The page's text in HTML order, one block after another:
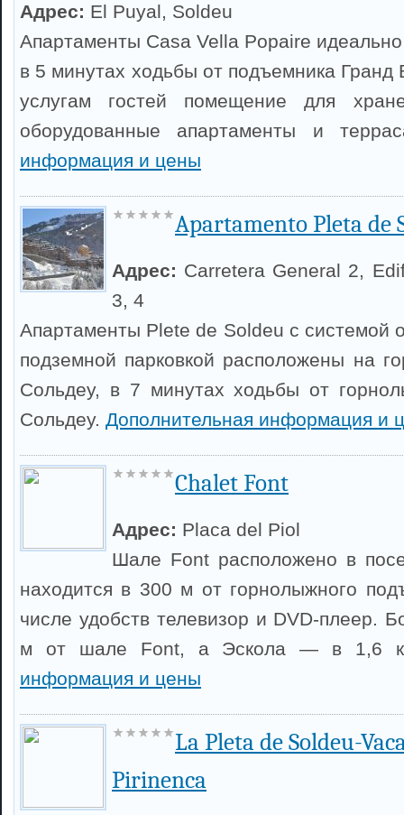
Адрес: El Puyal, Soldeu
Апартаменты Casa Vella Popaire
в 5 минутах ходьбы от подъемника Гранд
услугам гостей помещение для
оборудованные апартаменты и
информация и цены
Apartamento Pleta de
Адрес: Carretera General 2,
3, 4
Апартаменты Plete de Soldeu с системой
подземной парковкой расположены на
Сольдеу, в 7 минутах ходьбы от
Сольдеу. Дополнительная информация и
Chalet Font
Адрес: Placa del Piol
Шале Font расположено в
находится в 300 м от горнолыжного
числе удобств телевизор и DVD-плеер.
м от шале Font, а Эскола — в 1,6
информация и цены
La Pleta de Soldeu-
Pirinenca